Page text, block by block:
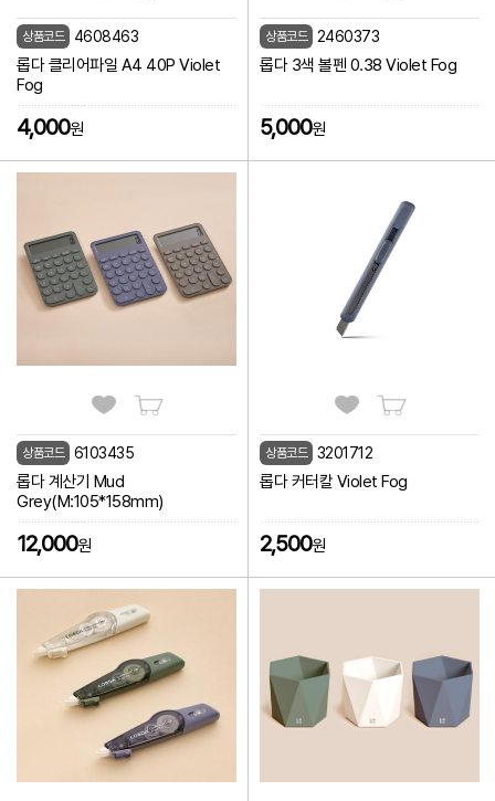
상품코드 4608463
롭다 클리어파일 A4 40P Violet
Fog
4,000원
상품코드 2460373
롭다 3색 볼펜 0.38 Violet Fog
5,000원
상품코드 6103435
롭다 계산기 Mud
Grey(M:105*158mm)
12,000원
상품코드 3201712
롭다 커터칼 Violet Fog
2,500원